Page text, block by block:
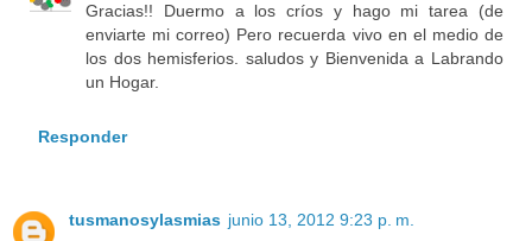
Gracias!! Duermo a los críos y hago mi tarea (de
enviarte mi correo) Pero recuerda vivo en el medio de
los dos hemisferios. saludos y Bienvenida a Labrando
un Hogar.
Responder
tusmanosylasmias junio 13, 2012 9:23 p. m.